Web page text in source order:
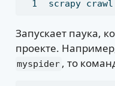
scrapy
Запускает паука,
проекте.
myspider , то